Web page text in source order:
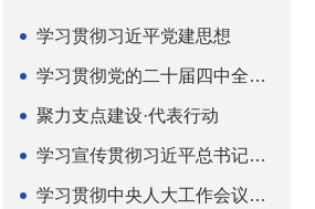
学习贯彻习近平党建思想
学习贯彻党的二十届四中全会精神
聚力支点建设·代表行动
学习宣传贯彻习近平总书记关于坚持
学习贯彻中央人大工作会议精神